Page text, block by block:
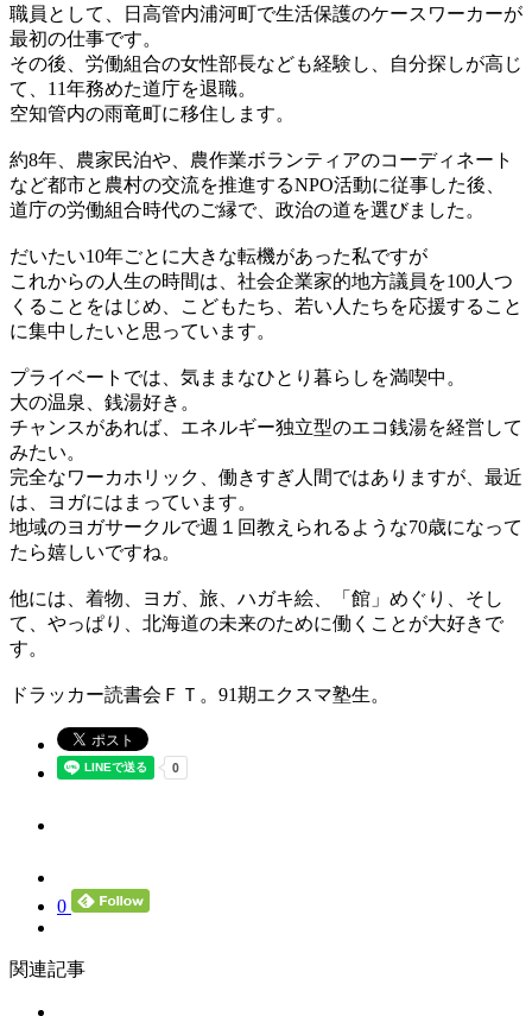
職員として、日高管内浦河町で生活保護のケースワーカーが
最初の仕事です。
その後、労働組合の女性部長なども経験し、自分探しが高じ
て、11年務めた道庁を退職。
空知管内の雨竜町に移住します。
約8年、農家民泊や、農作業ボランティアのコーディネート
など都市と農村の交流を推進するNPO活動に従事した後、
道庁の労働組合時代のご縁で、政治の道を選びました。
だいたい10年ごとに大きな転機があった私ですが
これからの人生の時間は、社会企業家的地方議員を100人つ
くることをはじめ、こどもたち、若い人たちを応援すること
に集中したいと思っています。
プライベートでは、気ままなひとり暮らしを満喫中。
大の温泉、銭湯好き。
チャンスがあれば、エネルギー独立型のエコ銭湯を経営して
みたい。
完全なワーカホリック、働きすぎ人間ではありますが、最近
は、ヨガにはまっています。
地域のヨガサークルで週１回教えられるような70歳になって
たら嬉しいですね。
他には、着物、ヨガ、旅、ハガキ絵、「館」めぐり、そし
て、やっぱり、北海道の未来のために働くことが大好きで
す。
ドラッカー読書会ＦＴ。91期エクスマ塾生。
0
関連記事